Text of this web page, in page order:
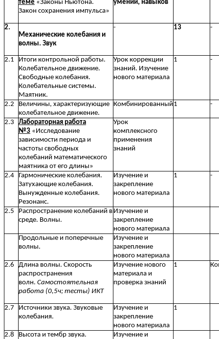
теме «Законы Ньютона.
Закон сохранения импульса»
умений, навыков
2.
Механические колебания и
волны. Звук
- 13 -
2.1
Итоги контрольной работы.
Колебательное движение.
Свободные колебания.
Колебательные системы.
Маятник.
Урок коррекции
знаний. Изучение
нового материала
1 -
2.2
Величины, характеризующие
колебательное движение.
Комбинированный1 -
2.3
Лабораторная работа
№3 «Исследование
зависимости периода и
частоты свободных
колебаний математического
маятника от его длины»
Урок
комплексного
применения
знаний
2.4
Гармонические колебания.
Затухающие колебания.
Вынужденные колебания.
Резонанс.
Изучение и
закрепление
нового материала
1 -
2.5
Распространение колебаний в
среде. Волны.
Изучение и
закрепление
нового материала
Продольные и поперечные
волны.
Изучение и
закрепление
нового материала
2.6
Длина волны. Скорость
распространения
волн. Самостоятельная
работа (0,5ч; тесты) ИКТ
Изучение нового
материала и
проверка знаний
1
2.7
Источники звука. Звуковые
колебания.
Изучение и
закрепление
нового материала
1
2.8
Высота и тембр звука.
Изучение и